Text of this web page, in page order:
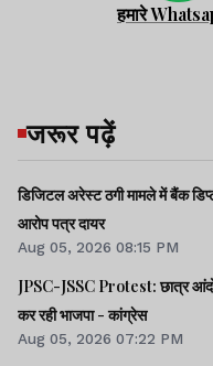
हमारे
जरूर पढ़ें
डिजिटल अरेस्ट ठगी मामले में बैंक
आरोप पत्र दायर
Aug 05, 2026 08:15 PM
JPSC-JSSC Protest: छात्र
कर रही भाजपा - कांग्रेस
Aug 05, 2026 07:22 PM